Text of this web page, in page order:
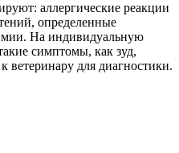
аллергические реакции
определенные
На индивидуальную
симптомы, как зуд,
ветеринару для диагностики.